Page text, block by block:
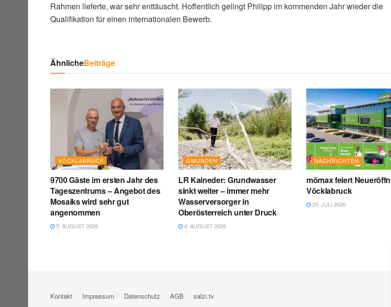
Rahmen lieferte, war sehr enttäuscht. Hoffentlich gelingt Philipp im kommenden Jahr wieder die
Qualifikation für einen internationalen Bewerb.
ÄhnlicheBeiträge
VÖCKLABRUCK
9700 Gäste im ersten Jahr des
Tageszentrums – Angebot des
Mosaiks wird sehr gut
angenommen
5. AUGUST 2026
GMUNDEN
LR Kaineder: Grundwasser
sinkt weiter – immer mehr
Wasserversorger in
Oberösterreich unter Druck
4. AUGUST 2026
NACHRICHTEN
mömax feiert
Vöcklabruck
29. JULI 2026
Kontakt Impressum Datenschutz AGB salzi.tv